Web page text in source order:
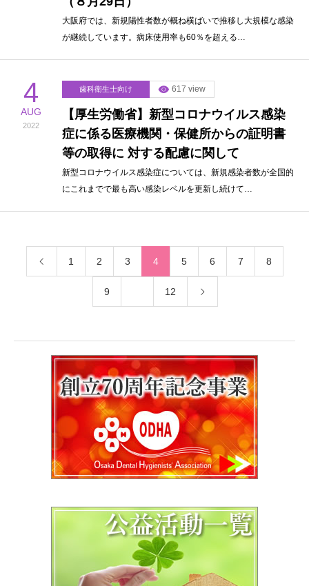
大阪府では、新規陽性者数が概ね横ばいで推移し大規模な感染
が継続しています。病床使用率も60％を超える…
4
AUG
2022
歯科衛生士向け 617 view
【厚生労働省】新型コロナウイルス感染
症に係る医療機関・保健所からの証明書
等の取得に 対する配慮に関して
新型コロナウイルス感染症については、新規感染者数が全国的
にこれまでで最も高い感染レベルを更新し続けて…
1 2 3 4 5 6 7 8
9 12